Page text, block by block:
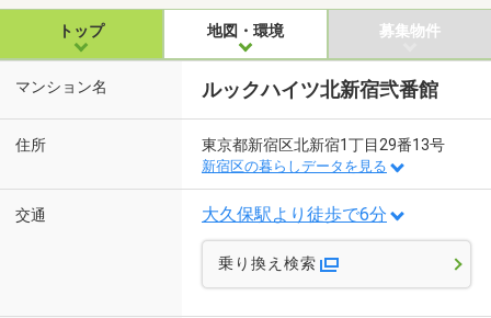
トップ 地図・環境 募集物件
マンション名 ルックハイツ北新宿弐番館
住所 東京都新宿区北新宿1丁目29番13号
新宿区の暮らしデータを見る
交通 大久保駅より徒歩で6分
乗り換え検索